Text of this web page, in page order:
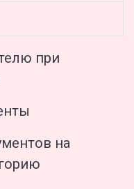
при
на